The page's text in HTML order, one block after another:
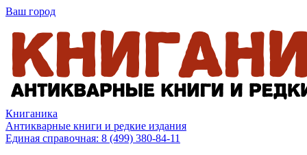
Ваш город
Книганика
Антикварные книги и редкие издания
Единая справочная: 8 (499) 380-84-11